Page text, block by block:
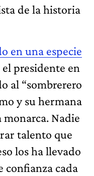
de la historia
en una especie
presidente en
al “sombrerero
y su hermana
Nadie
talento que
los ha llevado
confianza cada